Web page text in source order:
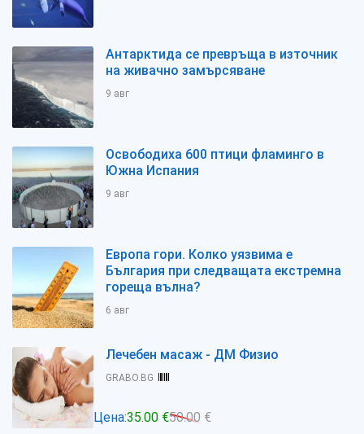
Антарктида се превръща в източник
на живачно замърсяване
9 авг
Освободиха 600 птици фламинго в
Южна Испания
9 авг
Европа гори. Колко уязвима е
България при следващата екстремна
гореща вълна?
6 авг
Лечебен масаж - ДМ Физио
GRABO.BG
Цена:35.00 €50.00 €